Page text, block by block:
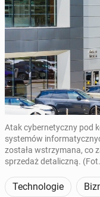
Atak cybernetyczny pod
systemów
została wstrzymana, co
sprzedaż detaliczną.
Technologie